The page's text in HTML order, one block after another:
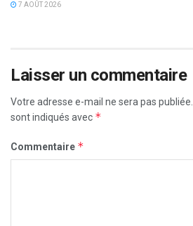
7 AOÛT 2026
Laisser un commentaire
Votre adresse e-mail ne sera pas publiée.
sont indiqués avec *
Commentaire *